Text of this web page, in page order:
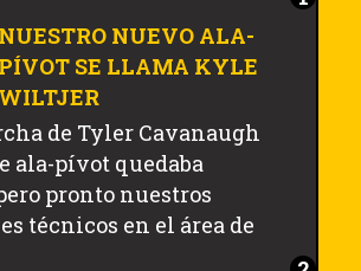
NUESTRO NUEVO ALA-
PÍVOT SE LLAMA KYLE
WILTJER
de Tyler Cavanaugh
ala-pívot quedaba
pronto nuestros
técnicos en el área de